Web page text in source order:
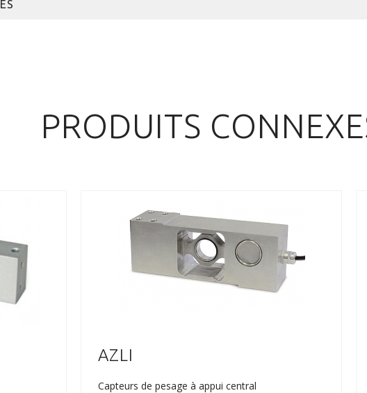
PRODUITS
AZLI
Capteurs de pesage à appui central